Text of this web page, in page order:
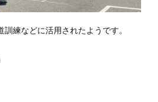
練などに活用されたようです。